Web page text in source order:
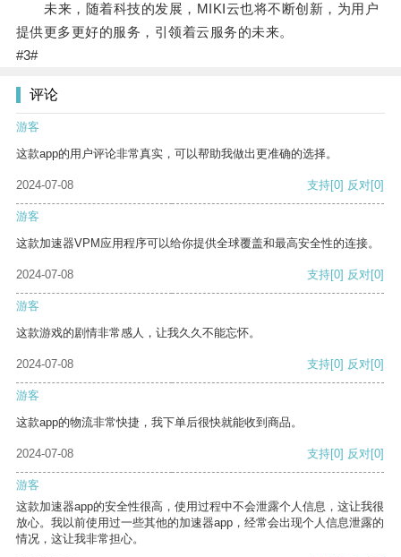
未来，随着科技的发展，MIKI云也将不断创新，为用户
提供更多更好的服务，引领着云服务的未来。
#3#
评论
游客
这款app的用户评论非常真实，可以帮助我做出更准确的选择。
2024-07-08 支持[0] 反对[0]
游客
这款加速器VPM应用程序可以给你提供全球覆盖和最高安全性的连接。
2024-07-08 支持[0] 反对[0]
游客
这款游戏的剧情非常感人，让我久久不能忘怀。
2024-07-08 支持[0] 反对[0]
游客
这款app的物流非常快捷，我下单后很快就能收到商品。
2024-07-08 支持[0] 反对[0]
游客
这款加速器app的安全性很高，使用过程中不会泄露个人信息，这让我很
放心。我以前使用过一些其他的加速器app，经常会出现个人信息泄露的
情况，这让我非常担心。